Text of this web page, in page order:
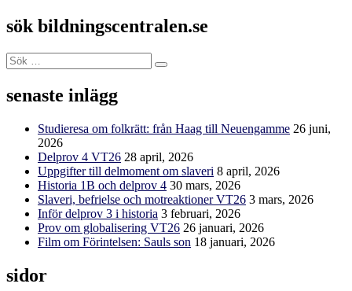
sök bildningscentralen.se
Sök
efter:
Sök
senaste inlägg
Studieresa om folkrätt: från Haag till Neuengamme 26 juni,
2026
Delprov 4 VT26 28 april, 2026
Uppgifter till delmoment om slaveri 8 april, 2026
Historia 1B och delprov 4 30 mars, 2026
Slaveri, befrielse och motreaktioner VT26 3 mars, 2026
Inför delprov 3 i historia 3 februari, 2026
Prov om globalisering VT26 26 januari, 2026
Film om Förintelsen: Sauls son 18 januari, 2026
sidor